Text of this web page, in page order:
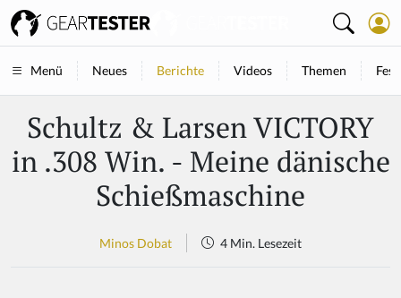
Menü Neues Berichte Videos Themen
Schultz & Larsen VICTORY
in .308 Win. - Meine dänische
Schießmaschine
Minos Dobat 4 Min. Lesezeit